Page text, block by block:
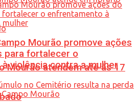
Mourão atendem até às 17
Mourão promove ações
para fortalecer o
violência contra a mulher